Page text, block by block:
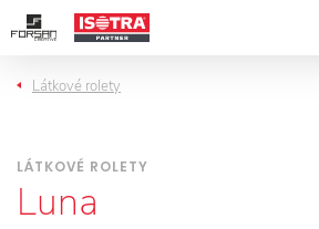
Látkové rolety
LÁTKOVÉ ROLETY
Luna